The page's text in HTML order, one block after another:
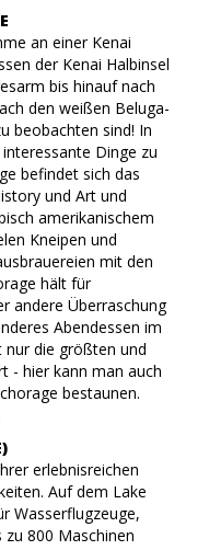
an einer Kenai
der Kenai Halbinsel
bis hinauf nach
den weißen Beluga-
beobachten sind! In
Dinge zu
befindet sich das
und Art und
amerikanischem
Kneipen und
mit den
hält für
andere Überraschung
Abendessen im
nur die größten und
- hier kann man auch
bestaunen.
erlebnisreichen
Auf dem Lake
Wasserflugzeuge,
800 Maschinen